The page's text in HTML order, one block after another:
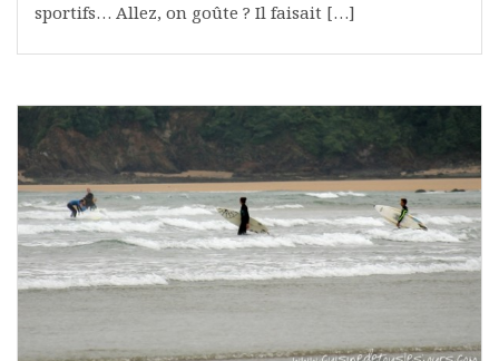
sportifs… Allez, on goûte ? Il faisait […]